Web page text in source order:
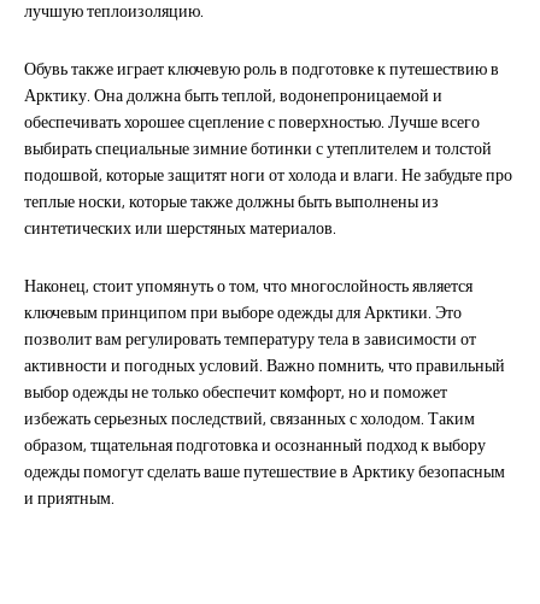
лучшую теплоизоляцию.
Обувь также играет ключевую роль в подготовке к путешествию в
Арктику. Она должна быть теплой, водонепроницаемой и
обеспечивать хорошее сцепление с поверхностью. Лучше всего
выбирать специальные зимние ботинки с утеплителем и толстой
подошвой, которые защитят ноги от холода и влаги. Не забудьте про
теплые носки, которые также должны быть выполнены из
синтетических или шерстяных материалов.
Наконец, стоит упомянуть о том, что многослойность является
ключевым принципом при выборе одежды для Арктики. Это
позволит вам регулировать температуру тела в зависимости от
активности и погодных условий. Важно помнить, что правильный
выбор одежды не только обеспечит комфорт, но и поможет
избежать серьезных последствий, связанных с холодом. Таким
образом, тщательная подготовка и осознанный подход к выбору
одежды помогут сделать ваше путешествие в Арктику безопасным
и приятным.